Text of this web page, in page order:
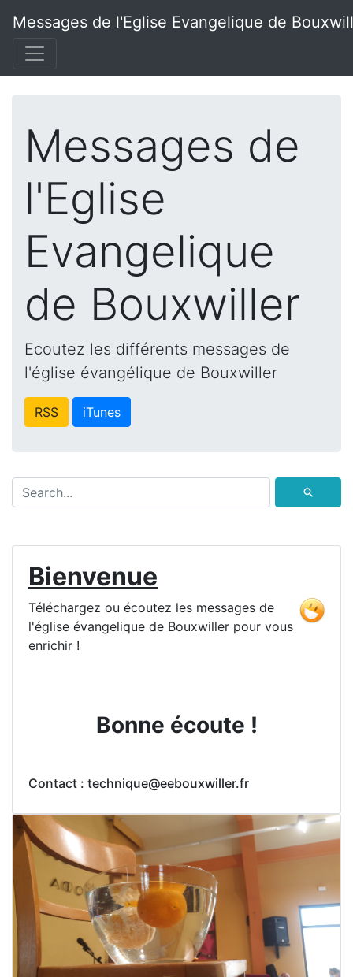
Messages de l'Eglise Evangelique de
Messages de
l'Eglise
Evangelique
de Bouxwiller
Ecoutez les différents messages de
l'église évangélique de Bouxwiller
RSS iTunes
⚲
Bienvenue
Téléchargez ou écoutez les messages de
l'église évangelique de Bouxwiller pour vous
enrichir !
Bonne écoute !
Contact : technique@eebouxwiller.fr